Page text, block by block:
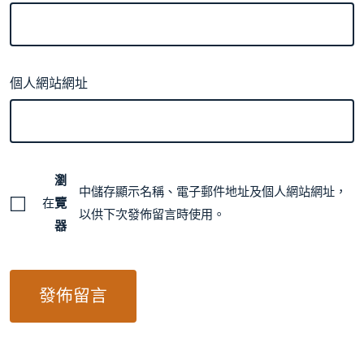
個人網站網址
在
瀏
覽
器
中儲存顯示名稱、電子郵件地址及個人網站網址，
以供下次發佈留言時使用。